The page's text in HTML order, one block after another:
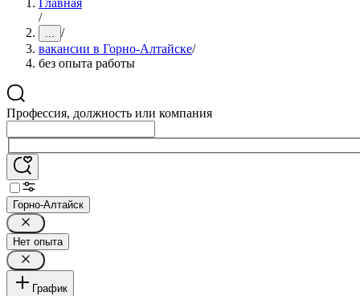
Главная
/
... /
вакансии в Горно-Алтайске/
без опыта работы
Профессия, должность или компания
Горно-Алтайск
Нет опыта
График